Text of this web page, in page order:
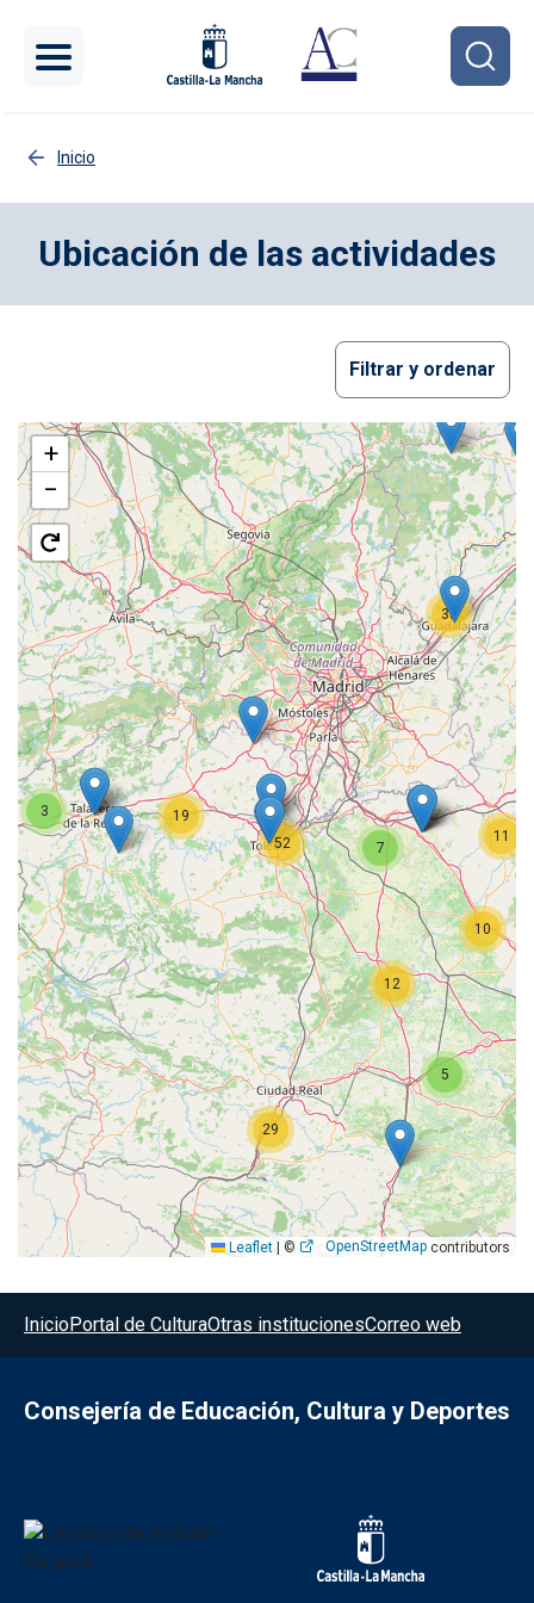
Inicio
Ubicación de las actividades
Filtrar y ordenar
3
10
35
7
19
52
12
29
5
11
+
−
Leaflet © OpenStreetMap contributors
Menú del pie
InicioPortal de CulturaOtras institucionesCorreo web
Consejería de Educación, Cultura y Deportes